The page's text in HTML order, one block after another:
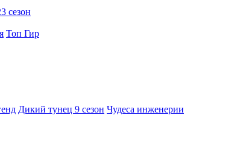
сезон
Топ Гир
Дикий тунец 9 сезон Чудеса инженерии